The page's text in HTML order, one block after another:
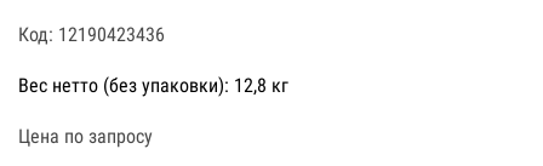
Код: 12190423436
Вес нетто (без упаковки): 12,8 кг
Цена по запросу